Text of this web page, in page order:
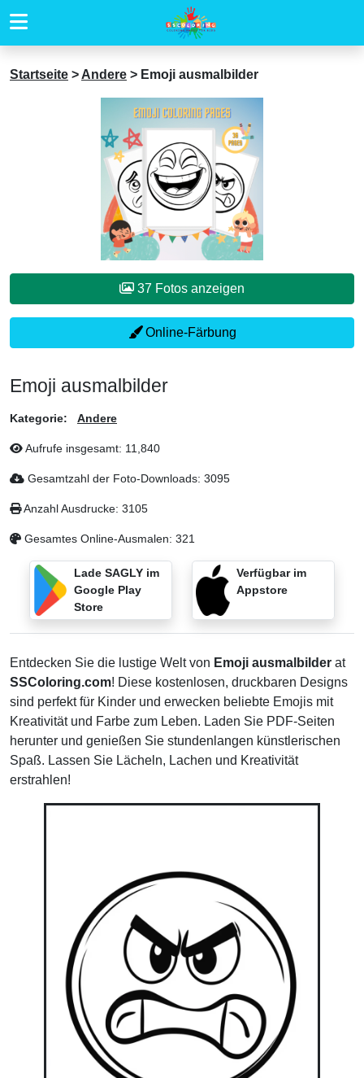
Startseite > Andere > Emoji ausmalbilder
37 Fotos anzeigen
Online-Färbung
Emoji ausmalbilder
Kategorie: Andere
Aufrufe insgesamt: 11,840
Gesamtzahl der Foto-Downloads: 3095
Anzahl Ausdrucke: 3105
Gesamtes Online-Ausmalen: 321
Lade SAGLY im
Google Play
Store
Verfügbar im
Appstore
Entdecken Sie die lustige Welt von Emoji ausmalbilder at
SSColoring.com! Diese kostenlosen, druckbaren Designs
sind perfekt für Kinder und erwecken beliebte Emojis mit
Kreativität und Farbe zum Leben. Laden Sie PDF-Seiten
herunter und genießen Sie stundenlangen künstlerischen
Spaß. Lassen Sie Lächeln, Lachen und Kreativität
erstrahlen!